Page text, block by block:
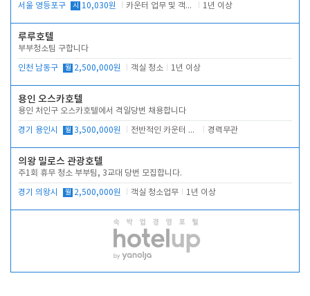
서울 영등포구 시 10,030원 카운터 업무 및 객실관리(청소상태 확인, 객실판매) 1년 이상
루루호텔
부부청소팀 구합니다
인천 남동구 월 2,500,000원 객실 청소 1년 이상
용인 오스카호텔
용인 처인구 오스카호텔에서 격일당번 채용합니다
경기 용인시 월 3,500,000원 전반적인 카운터 업무 경력무관
의왕 밀로스 관광호텔
주1회 휴무 청소 부부팀, 3교대 당번 모집합니다.
경기 의왕시 월 2,500,000원 객실 청소업무 1년 이상